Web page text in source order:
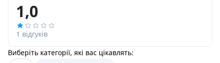
1,0
1 відгуків
Виберіть категорії, які вас цікавлять: